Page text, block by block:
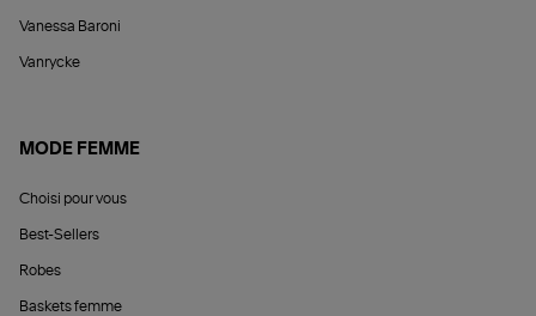
Vanessa Baroni
Vanrycke
MODE FEMME
Choisi pour vous
Best-Sellers
Robes
Baskets femme